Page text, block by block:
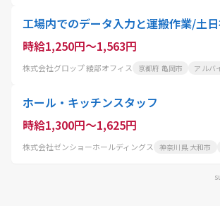
工場内でのデータ入力と運搬作業/土
時給1,250円～1,563円
株式会社グロップ 綾部オフィス 京都府 亀岡市 アルバ
ホール・キッチンスタッフ
時給1,300円～1,625円
株式会社ゼンショーホールディングス 神奈川県 大和市